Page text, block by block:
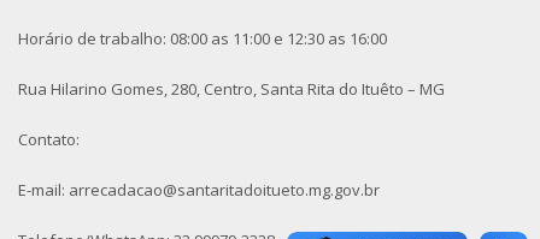
Horário de trabalho: 08:00 as 11:00 e 12:30 as 16:00
Rua Hilarino Gomes, 280, Centro, Santa Rita do Ituêto – MG
Contato:
E-mail: arrecadacao@santaritadoitueto.mg.gov.br